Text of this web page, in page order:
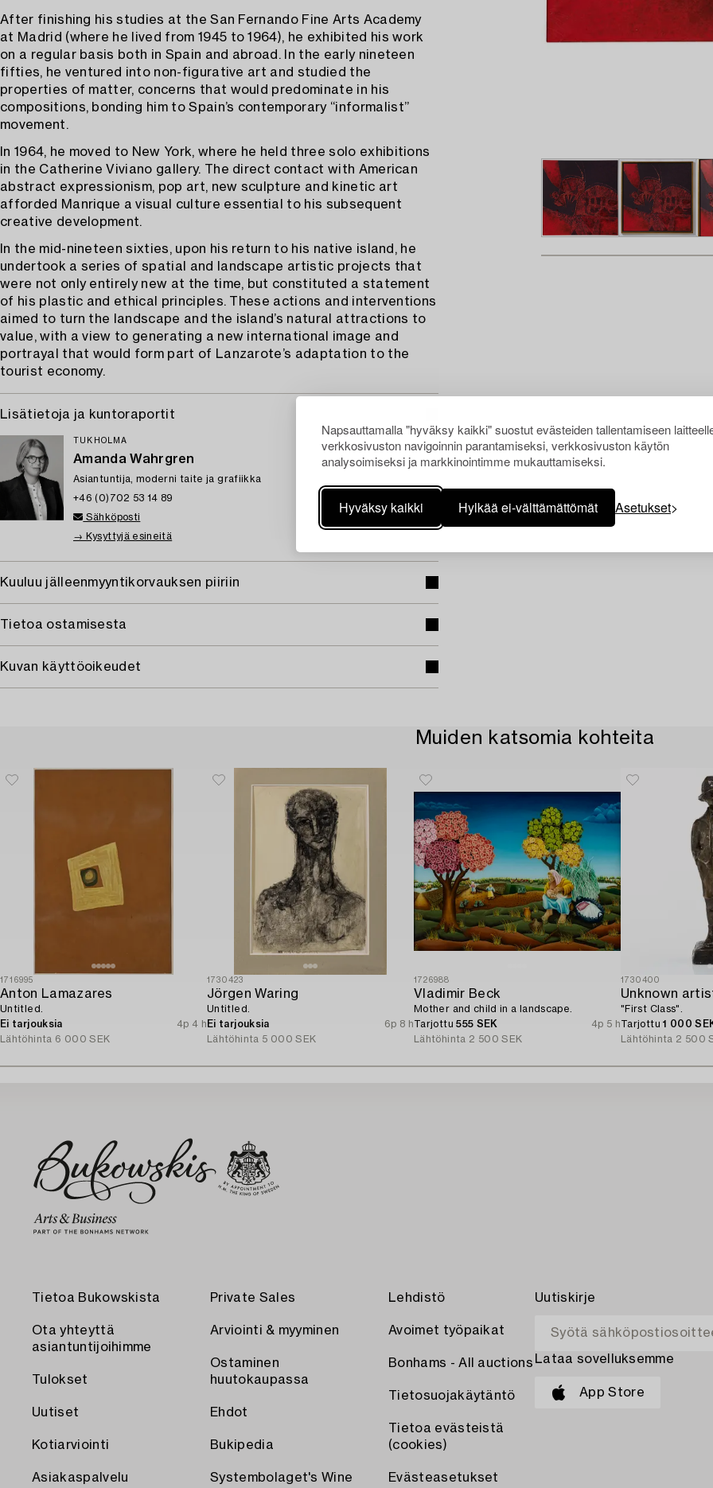
Napsauttamalla "hyväksy kaikki" suostut evästeiden tallentamiseen
verkkosivuston navigoinnin parantamiseksi, verkkosivuston käytön
analysoimiseksi ja markkinointimme mukauttamiseksi.
Hyväksy kaikki Hylkää ei-välttämättömät Asetukset
After finishing his studies at the San Fernando Fine Arts Academy
at Madrid (where he lived from 1945 to 1964), he exhibited his work
on a regular basis both in Spain and abroad. In the early nineteen
fifties, he ventured into non-figurative art and studied the
properties of matter, concerns that would predominate in his
compositions, bonding him to Spain’s contemporary “informalist”
movement.
In 1964, he moved to New York, where he held three solo exhibitions
in the Catherine Viviano gallery. The direct contact with American
abstract expressionism, pop art, new sculpture and kinetic art
afforded Manrique a visual culture essential to his subsequent
creative development.
In the mid-nineteen sixties, upon his return to his native island, he
undertook a series of spatial and landscape artistic projects that
were not only entirely new at the time, but constituted a statement
of his plastic and ethical principles. These actions and interventions
aimed to turn the landscape and the island’s natural attractions to
value, with a view to generating a new international image and
portrayal that would form part of Lanzarote’s adaptation to the
tourist economy.
Lisätietoja ja kuntoraportit
TUKHOLMA
Amanda Wahrgren
Asiantuntija, moderni taite ja grafiikka
+46 (0)702 53 14 89
Sähköposti
→ Kysyttyjä esineitä
Kuuluu jälleenmyyntikorvauksen piiriin
Tietoa ostamisesta
Kuvan käyttöoikeudet
Muiden katsomia kohteita
1716995
Anton Lamazares
Untitled.
Ei tarjouksia
4p 4 h
Lähtöhinta 6 000 SEK
1730423
Jörgen Waring
Untitled.
Ei tarjouksia
6p 8 h
Lähtöhinta 5 000 SEK
1726988
Vladimir Beck
Mother and child in a landscape.
Tarjottu555 SEK
4p 5 h
Lähtöhinta 2 500 SEK
1730400
Unknown
"First Class".
Tarjottu1 000
Lähtöhinta 2 500
Tietoa Bukowskista
Ota yhteyttä
asiantuntijoihimme
Tulokset
Uutiset
Kotiarviointi
Asiakaspalvelu
Private Sales
Arviointi & myyminen
Ostaminen
huutokaupassa
Ehdot
Bukipedia
Systembolaget's Wine
Lehdistö
Avoimet työpaikat
Bonhams - All auctions
Tietosuojakäytäntö
Tietoa evästeistä
(cookies)
Evästeasetukset
Uutiskirje
Lataa sovelluksemme
App Store